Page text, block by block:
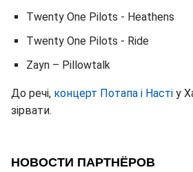
Twenty One Pilots - Heathens
Twenty One Pilots - Ride
Zayn – Pillowtalk
До речі, концерт Потапа і Насті у
зірвати.